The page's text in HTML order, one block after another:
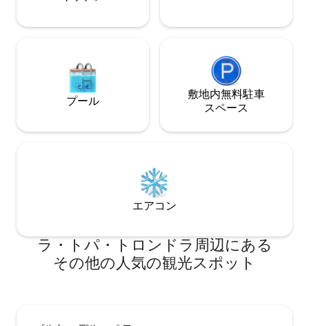
プール
敷地内無料駐⁠車
ス⁠ペ⁠ー⁠ス
エアコン
ラ・トパ・トロンドラ⁠周⁠辺⁠に⁠あ⁠る
そ⁠の⁠他⁠の人⁠気⁠の観⁠光⁠ス⁠ポ⁠ッ⁠ト